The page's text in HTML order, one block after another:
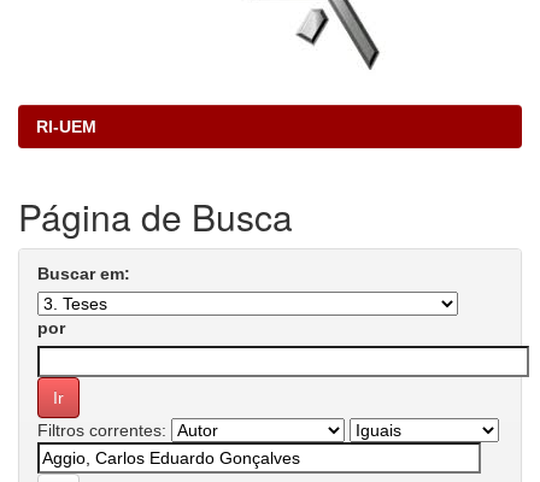
RI-UEM
Página de Busca
Buscar em:
por
Filtros correntes: